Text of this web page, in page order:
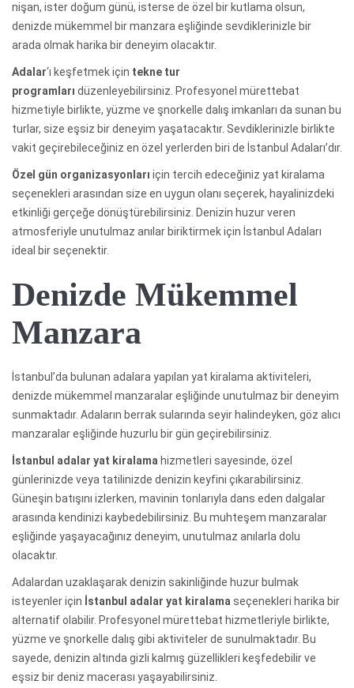
nişan, ister doğum günü, isterse de özel bir kutlama olsun,
denizde mükemmel bir manzara eşliğinde sevdiklerinizle bir
arada olmak harika bir deneyim olacaktır.
Adalar‘ı keşfetmek için tekne tur
programları düzenleyebilirsiniz. Profesyonel mürettebat
hizmetiyle birlikte, yüzme ve şnorkelle dalış imkanları da sunan bu
turlar, size eşsiz bir deneyim yaşatacaktır. Sevdiklerinizle birlikte
vakit geçirebileceğiniz en özel yerlerden biri de İstanbul Adaları’dır.
Özel gün organizasyonları için tercih edeceğiniz yat kiralama
seçenekleri arasından size en uygun olanı seçerek, hayalinizdeki
etkinliği gerçeğe dönüştürebilirsiniz. Denizin huzur veren
atmosferiyle unutulmaz anılar biriktirmek için İstanbul Adaları
ideal bir seçenektir.
Denizde Mükemmel
Manzara
İstanbul’da bulunan adalara yapılan yat kiralama aktiviteleri,
denizde mükemmel manzaralar eşliğinde unutulmaz bir deneyim
sunmaktadır. Adaların berrak sularında seyir halindeyken, göz alıcı
manzaralar eşliğinde huzurlu bir gün geçirebilirsiniz.
İstanbul adalar yat kiralama hizmetleri sayesinde, özel
günlerinizde veya tatilinizde denizin keyfini çıkarabilirsiniz.
Güneşin batışını izlerken, mavinin tonlarıyla dans eden dalgalar
arasında kendinizi kaybedebilirsiniz. Bu muhteşem manzaralar
eşliğinde yaşayacağınız deneyim, unutulmaz anılarla dolu
olacaktır.
Adalardan uzaklaşarak denizin sakinliğinde huzur bulmak
isteyenler için İstanbul adalar yat kiralamaseçenekleri harika bir
alternatif olabilir. Profesyonel mürettebat hizmetleriyle birlikte,
yüzme ve şnorkelle dalış gibi aktiviteler de sunulmaktadır. Bu
sayede, denizin altında gizli kalmış güzellikleri keşfedebilir ve
eşsiz bir deniz macerası yaşayabilirsiniz.